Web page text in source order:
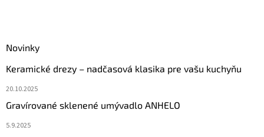
Novinky
Keramické drezy – nadčasová klasika pre vašu kuchyňu
20.10.2025
Gravírované sklenené umývadlo ANHELO
5.9.2025